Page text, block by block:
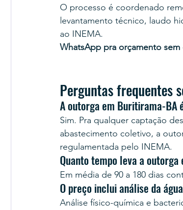
O processo é coordenado
levantamento técnico, laudo
ao INEMA.
WhatsApp pra orçamento
Perguntas frequentes
A outorga em Buritirama-BA
Sim. Pra qualquer captação
abastecimento coletivo, a
regulamentada pelo INEMA.
Quanto tempo leva a
Em média de 90 a 180 dias
O preço inclui análise da
Análise físico-química e